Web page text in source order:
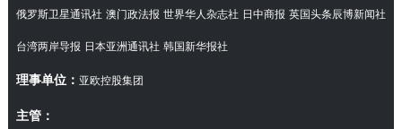
俄罗斯卫星通讯社 澳门政法报 世界华人杂志社 日中商报 英国头条辰博新闻社
台湾两岸导报 日本亚洲通讯社 韩国新华报社
理事单位： 亚欧控股集团
主管：